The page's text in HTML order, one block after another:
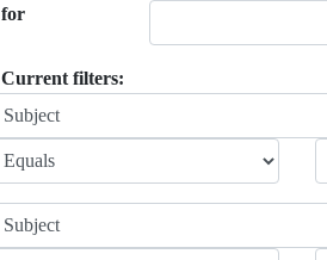
for
Current filters: